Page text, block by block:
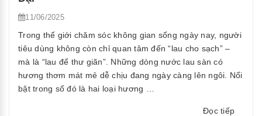
11/06/2025
Trong thế giới chăm sóc không gian sống ngày nay, người
tiêu dùng không còn chỉ quan tâm đến “lau cho sạch” –
mà là “lau để thư giãn”. Những dòng nước lau sàn có
hương thơm mát mẻ dễ chịu đang ngày càng lên ngôi. Nổi
bật trong số đó là hai loại hương …
Đọc tiếp